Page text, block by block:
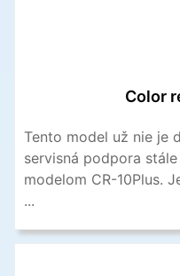
Color
Tento model už nie je
servisná podpora
modelom CR-10Plus.
...